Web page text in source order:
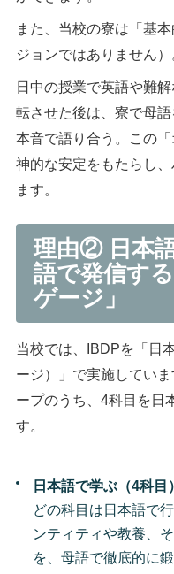
また、当校の寮は「基
ジョンではありません）
日中の授業で英語や難
転させた後は、寮で母
本音で語り合う。この
神的な安定をもたらし
ます。
理由② 日本
語で発信す
ゲージ」
当校では、IBDPを「日
ージ）」で実施してい
ープのうち、4科目を日
す。
日本語で学ぶ（4科目
どの科目は日本語で
ンティティや教養、
を、母語で徹底的に鍛